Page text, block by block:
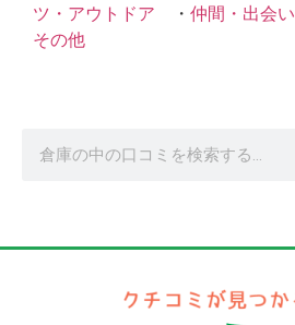
ツ・アウトドア ・ 仲間・出会い
その他